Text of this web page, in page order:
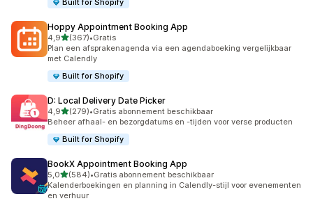
Built for Shopify
Hoppy Appointment Booking App
4,9van 5 sterren
(367)
367 recensies in totaal
•Gratis
Plan een afsprakenagenda via een agendaboeking vergelijkbaar
met Calendly
Built for Shopify
D: Local Delivery Date Picker
4,9van 5 sterren
(279)
279 recensies in totaal
•Gratis abonnement beschikbaar
Beheer afhaal- en bezorgdatums en -tijden voor verse producten
Built for Shopify
BookX Appointment Booking App
5,0van 5 sterren
(584)
584 recensies in totaal
•Gratis abonnement beschikbaar
Kalenderboekingen en planning in Calendly-stijl voor evenementen
en verhuur